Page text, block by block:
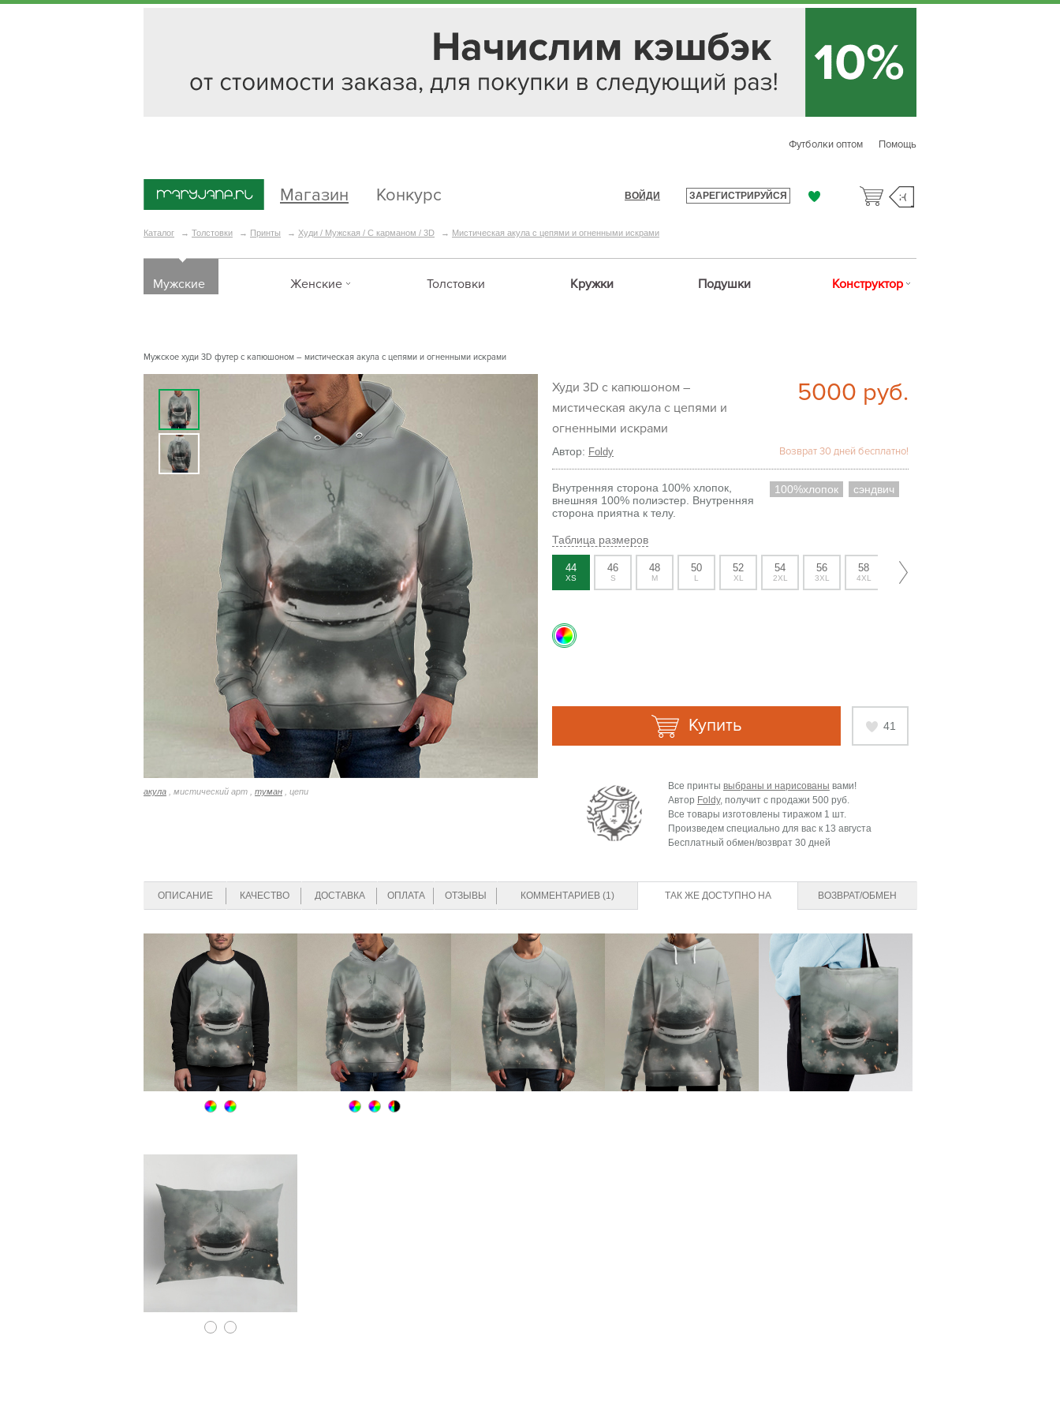
Помощь
Футболки оптом
Магазин Конкурс ВОЙДИ ЗАРЕГИСТРИРУЙСЯ ;-(
Каталог → Толстовки → Принты → Худи / Мужская / С карманом / 3D → Мистическая акула с цепями и огненными искрами
Мужские Женские Толстовки Кружки Подушки Конструктор
Мужское худи 3D футер с капюшоном – мистическая акула с цепями и огненными искрами
акула , мистический арт , туман , цепи
Худи 3D с капюшоном –
мистическая акула с цепями и
огненными искрами
5000 руб.
Автор: Foldy Возврат 30 дней бесплатно!
Внутренняя сторона 100% хлопок,
внешняя 100% полиэстер. Внутренняя
сторона приятна к телу.
100%хлопок сэндвич
Таблица размеров
44
XS
46
S
48
M
50
L
52
XL
54
2XL
56
3XL
58
4XL
60
5XL
41
Купить
Все принты выбраны и нарисованы вами!
Автор Foldy, получит с продажи 500 руб.
Все товары изготовлены тиражом 1 шт.
Произведем специально для вас к 13 августа
Бесплатный обмен/возврат 30 дней
ОПИСАНИЕ КАЧЕСТВО ДОСТАВКА ОПЛАТА ОТЗЫВЫ КОММЕНТАРИЕВ (1) ТАК ЖЕ ДОСТУПНО НА ВОЗВРАТ/ОБМЕН